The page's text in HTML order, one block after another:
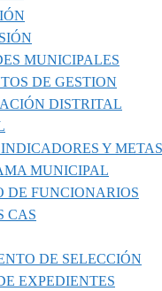
MUNICIPALES
DE GESTION
DISTRITAL
Y METAS
MUNICIPAL
DE FUNCIONARIOS
CAS
DE SELECCIÓN
EXPEDIENTES